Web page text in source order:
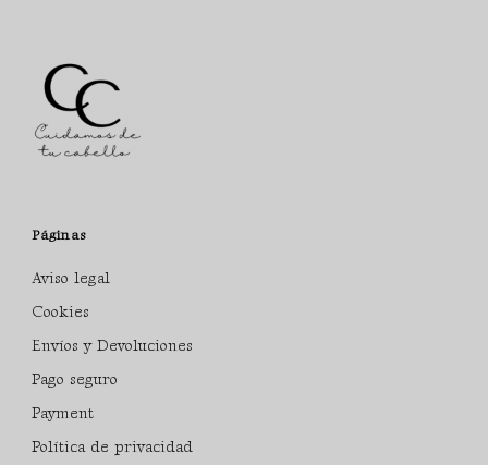
Páginas
Aviso legal
Cookies
Envíos y Devoluciones
Pago seguro
Payment
Política de privacidad